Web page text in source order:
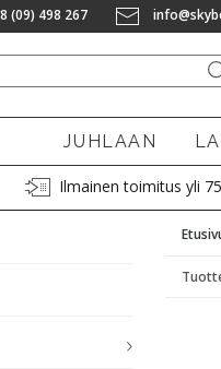
(09) 498 267
JUHLAAN
Ilmainen toimitus yli